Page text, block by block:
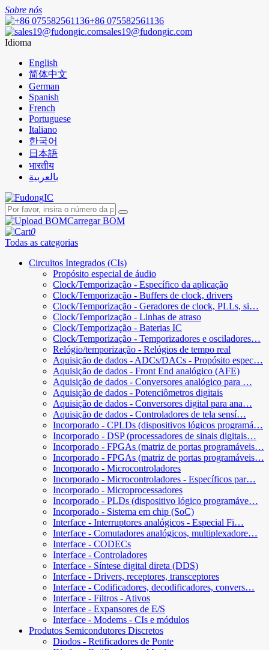
Sobre nós
+86 075582561136
sales19@fudongic.com
Idioma
English
简体中文
German
Spanish
French
Portuguese
Italiano
한국어
日本語
भारतीय
بالعربية
Carregar BOM
0
Todas as categorias
Circuitos Integrados (CIs)
Propósito especial de áudio
Clock/Temporização - Específico da aplicação
Clock/Temporização - Buffers de clock, drivers
Clock/Temporização - Geradores de clock, PLLs, si…
Clock/Temporização - Linhas de atraso
Clock/Temporização - Baterias IC
Clock/Temporização - Temporizadores e osciladores…
Relógio/temporização - Relógios de tempo real
Aquisição de dados - ADCs/DACs - Propósito espec…
Aquisição de dados - Front End analógico (AFE)
Aquisição de dados - Conversores analógico para …
Aquisição de dados - Potenciômetros digitais
Aquisição de dados - Conversores digital para ana…
Aquisição de dados - Controladores de tela sensí…
Incorporado - CPLDs (dispositivos lógicos programá…
Incorporado - DSP (processadores de sinais digitais…
Incorporado - FPGAs (matriz de portas programáveis…
Incorporado - FPGAs (matriz de portas programáveis…
Incorporado - Microcontroladores
Incorporado - Microcontroladores - Específicos par…
Incorporado - Microprocessadores
Incorporado - PLDs (dispositivo lógico programáve…
Incorporado - Sistema em chip (SoC)
Interface - Interruptores analógicos - Especial Fi…
Interface - Comutadores analógicos, multiplexadore…
Interface - CODECs
Interface - Controladores
Interface - Síntese digital direta (DDS)
Interface - Drivers, receptores, transceptores
Interface - Codificadores, decodificadores, convers…
Interface - Filtros - Ativos
Interface - Expansores de E/S
Interface - Modems - CIs e módulos
Produtos Semicondutores Discretos
Diodos - Retificadores de Ponte